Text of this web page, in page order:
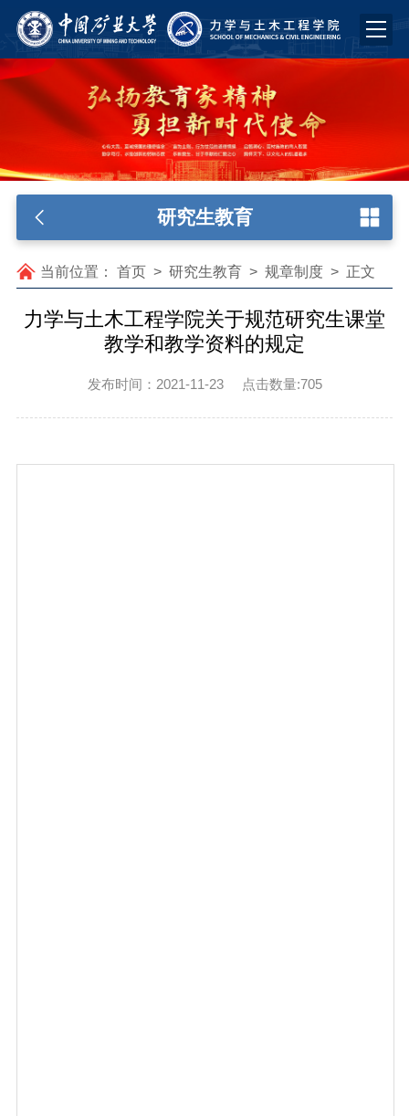
研究生教育
当前位置： 首页> 研究生教育> 规章制度> 正文
力学与土木工程学院关于规范研究生课堂
教学和教学资料的规定
发布时间：2021-11-23 点击数量:705